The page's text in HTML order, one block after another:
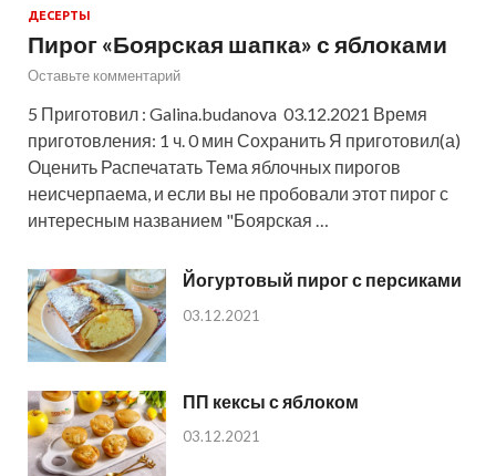
ДЕСЕРТЫ
Пирог «Боярская шапка» с яблоками
Оставьте комментарий
5 Приготовил : Galina.budanova 03.12.2021 Время
приготовления: 1 ч. 0 мин Сохранить Я приготовил(а)
Оценить Распечатать Тема яблочных пирогов
неисчерпаема, и если вы не пробовали этот пирог с
интересным названием "Боярская …
Йогуртовый пирог с персиками
03.12.2021
ПП кексы с яблоком
03.12.2021